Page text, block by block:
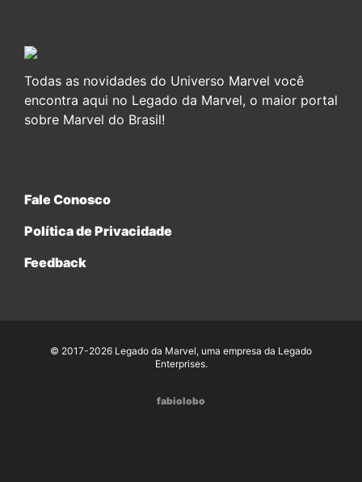
Todas as novidades do Universo Marvel você
encontra aqui no Legado da Marvel, o maior portal
sobre Marvel do Brasil!
Fale Conosco
Política de Privacidade
Feedback
© 2017-2026 Legado da Marvel, uma empresa da Legado
Enterprises.
fabiolobo